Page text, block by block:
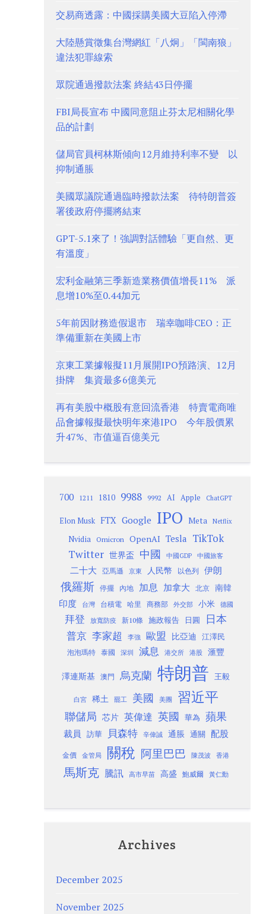
交易商透露：中國採購美國大豆陷入停滯
大陸懸賞徵集台灣網紅「八炯」「閩南狼」
違法犯罪線索
眾院通過撥款法案 終結43日停擺
FBI局長宣布 中國同意阻止芬太尼相關化學
品的計劃
儲局官員柯林斯傾向12月維持利率不變 以
抑制通脹
美國眾議院通過臨時撥款法案 待特朗普簽
署後政府停擺將結束
GPT-5.1來了！強調對話體驗「更自然、更
有溫度」
宏利金融第三季新造業務價值增長11% 派
息增10%至0.44加元
5年前因財務造假退市 瑞幸咖啡CEO：正
準備重新在美國上市
京東工業據報擬11月展開IPO預路演、12月
掛牌 集資最多6億美元
再有美股中概股有意回流香港 特賣電商唯
品會據報擬最快明年來港IPO 今年股價累
升47%、市值逼百億美元
700 1211 1810 9988 9992 AI Apple ChatGPT
Elon Musk FTX Google IPO Meta Netflix
Nvidia Omicron OpenAI Tesla TikTok
Twitter 世界盃 中國 中國GDP 中國旅客
二十大 亞馬遜 京東 人民幣 以色列 伊朗
俄羅斯 停擺 內地 加息 加拿大 北京
南韓
印度
台灣 台積電 哈里 商務部 外交部 小米 德國
拜登 放寬防疫 新10條 施政報告 日圓 日本
普京 李家超 李強 歐盟 比亞迪 江澤民
泡泡瑪特 泰國 深圳 減息 港交所 港股 滙豐
澤連斯基 澳門 烏克蘭 特朗普 王毅
白宮 稀土 罷工 美國 美團 習近平
聯儲局 芯片 英偉達 英國 華為 蘋果
裁員 訪華 貝森特 辛偉誠 通脹 通關 配股
金價 金管局 關稅 阿里巴巴 陳茂波 香港
馬斯克 騰訊 高市早苗 高盛 鮑威爾 黃仁勳
Archives
December 2025
November 2025